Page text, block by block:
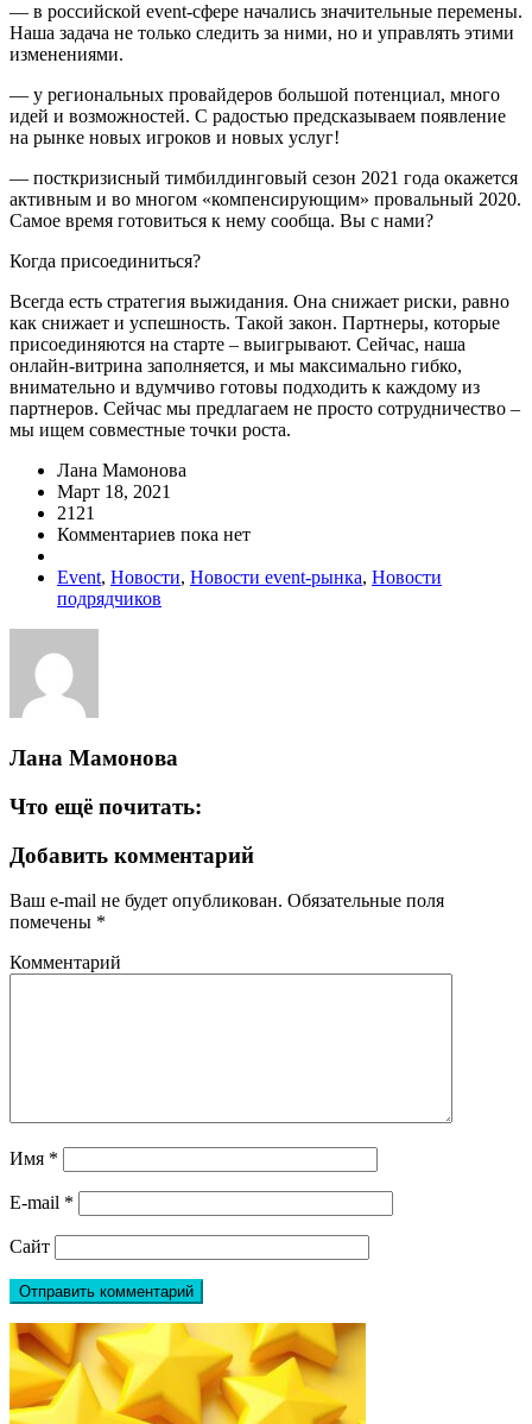
— в российской event-сфере начались значительные перемены.
Наша задача не только следить за ними, но и управлять этими
изменениями.
— у региональных провайдеров большой потенциал, много
идей и возможностей. С радостью предсказываем появление
на рынке новых игроков и новых услуг!
— посткризисный тимбилдинговый сезон 2021 года окажется
активным и во многом «компенсирующим» провальный 2020.
Самое время готовиться к нему сообща. Вы с нами?
Когда присоединиться?
Всегда есть стратегия выжидания. Она снижает риски, равно
как снижает и успешность. Такой закон. Партнеры, которые
присоединяются на старте – выигрывают. Сейчас, наша
онлайн-витрина заполняется, и мы максимально гибко,
внимательно и вдумчиво готовы подходить к каждому из
партнеров. Сейчас мы предлагаем не просто сотрудничество –
мы ищем совместные точки роста.
Лана Мамонова
Март 18, 2021
2121
Комментариев пока нет
Event, Новости, Новости event-рынка, Новости
подрядчиков
Лана Мамонова
Что ещё почитать:
Добавить комментарий
Ваш e-mail не будет опубликован. Обязательные поля
помечены *
Комментарий
Имя *
E-mail *
Сайт